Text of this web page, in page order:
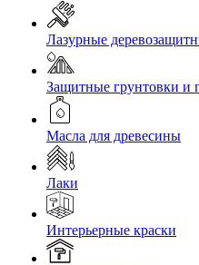
Лазурные
Защитные грунтовки и
Масла для древесины
Лаки
Интерьерные краски